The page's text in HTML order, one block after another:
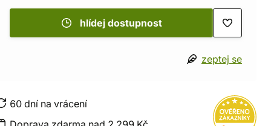
hlídej dostupnost
zeptej se
60 dní na vrácení